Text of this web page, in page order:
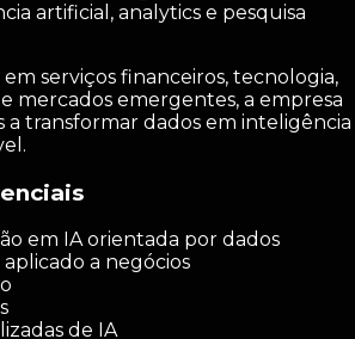
artificial, analytics e pesquisa
serviços financeiros, tecnologia,
mercados emergentes, a empresa
a transformar dados em inteligência
em IA orientada por dados
a negócios
de IA